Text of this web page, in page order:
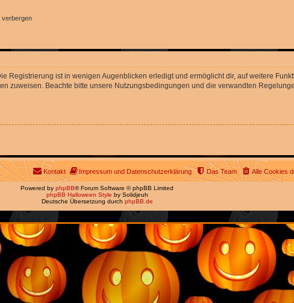
verbergen
Registrierung ist in wenigen Augenblicken erledigt und ermöglicht dir, auf weitere
zuweisen. Beachte bitte unsere Nutzungsbedingungen und die verwandten
Alle Cookies
Das Team
Impressum und Datenschutzerklärung
Kontakt
Powered by phpBB® Forum Software © phpBB Limited
phpBB Halloween Style by Solidjeuh
Deutsche Übersetzung durch phpBB.de